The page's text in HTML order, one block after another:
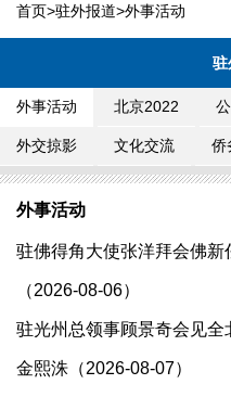
首页>驻外报道>外事活动
驻
外事活动 北京2022
外交掠影 文化交流 侨
外事活动
驻佛得角大使张洋拜会佛
（2026-08-06）
驻光州总领事顾景奇会见
金熙洙（2026-08-07）